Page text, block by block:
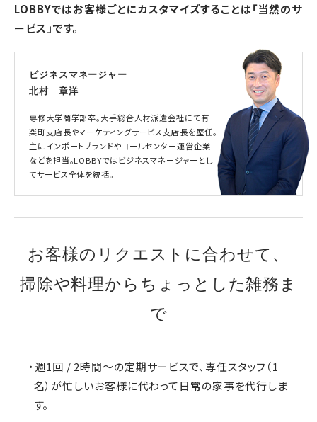
LOBBYではお客様ごとにカスタマイズすることは「当然のサ
ービス」です。
ビジネスマネージャー
北村 章洋
専修大学商学部卒。大手総合人材派遣会社にて有
楽町支店長やマーケティングサービス支店長を歴任。
主にインポートブランドやコールセンター運営企業
などを担当。LOBBYではビジネスマネージャーとし
てサービス全体を統括。
お客様のリクエストに合わせて、
掃除や料理からちょっとした雑務ま
で
・週1回 / 2時間～の定期サービスで、専任スタッフ（1
名）が忙しいお客様に代わって日常の家事を代行しま
す。